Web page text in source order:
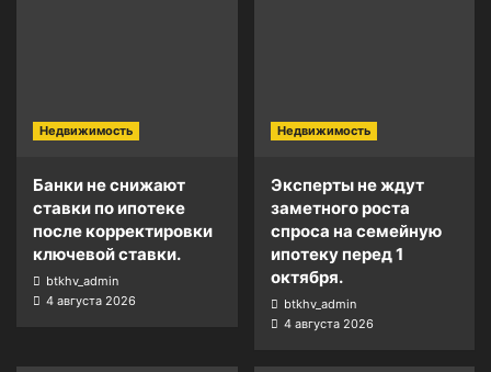
Недвижимость
Банки не снижают
ставки по ипотеке
после корректировки
ключевой ставки.
btkhv_admin
4 августа 2026
Недвижимость
Эксперты не ждут
заметного роста
спроса на семейную
ипотеку перед 1
октября.
btkhv_admin
4 августа 2026